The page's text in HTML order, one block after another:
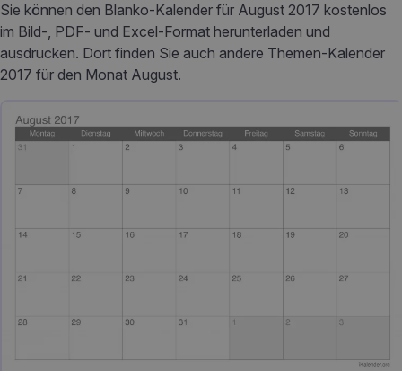
Sie können den Blanko-Kalender für August 2017 kostenlos
im Bild-, PDF- und Excel-Format herunterladen und
ausdrucken. Dort finden Sie auch andere Themen-Kalender
2017 für den Monat August.